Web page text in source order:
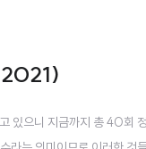
있으니 지금까지 총 40회